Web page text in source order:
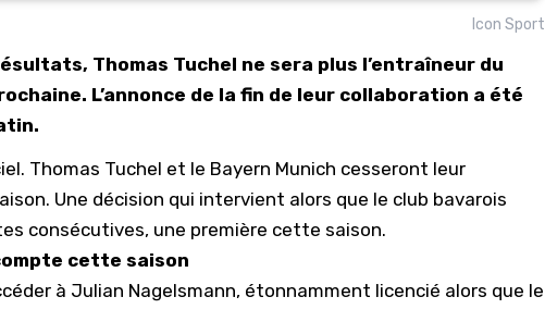
Icon Sport
Thomas Tuchel ne sera plus l’entraîneur du
L’annonce de la fin de leur collaboration a été
Thomas Tuchel et le Bayern Munich cesseront leur
Une décision qui intervient alors que le club bavarois
consécutives, une première cette saison.
cette saison
à Julian Nagelsmann, étonnamment licencié alors que le